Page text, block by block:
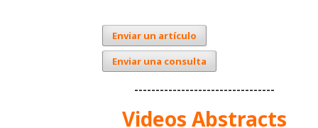
Enviar un artículo
Enviar una consulta
---------------------------------
Videos Abstracts